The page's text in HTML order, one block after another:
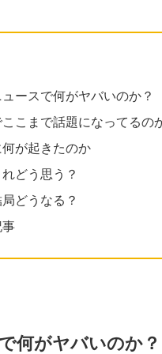
ースで何がヤバいのか？
こまで話題になってるの
が起きたのか
どう思う？
どうなる？
何がヤバいのか？